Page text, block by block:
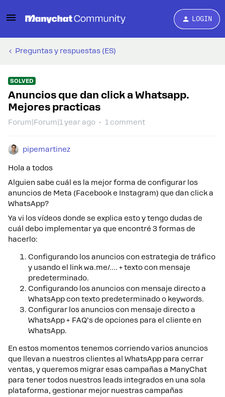
LOGIN
Preguntas y respuestas (ES)
SOLVED
Anuncios que dan click a Whatsapp.
Mejores practicas
Forum|Forum|1 year ago 1 comment
pipemartinez
Hola a todos
Alguien sabe cuál es la mejor forma de configurar los
anuncios de Meta (Facebook e Instagram) que dan click a
WhatsApp?
Ya vi los vídeos donde se explica esto y tengo dudas de
cuál debo implementar ya que encontré 3 formas de
hacerlo:
Configurando los anuncios con estrategia de tráfico
y usando el link wa.me/…. + texto con mensaje
predeterminado.
Configurando los anuncios con mensaje directo a
WhatsApp con texto predeterminado o keywords.
Configurar los anuncios con mensaje directo a
WhatsApp + FAQ’s de opciones para el cliente en
WhatsApp.
En estos momentos tenemos corriendo varios anuncios
que llevan a nuestros clientes al WhatsApp para cerrar
ventas, y queremos migrar esas campañas a ManyChat
para tener todos nuestros leads integrados en una sola
plataforma, gestionar mejor nuestras campañas